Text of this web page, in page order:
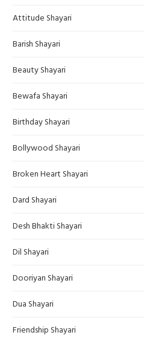
Attitude Shayari
Barish Shayari
Beauty Shayari
Bewafa Shayari
Birthday Shayari
Bollywood Shayari
Broken Heart Shayari
Dard Shayari
Desh Bhakti Shayari
Dil Shayari
Dooriyan Shayari
Dua Shayari
Friendship Shayari